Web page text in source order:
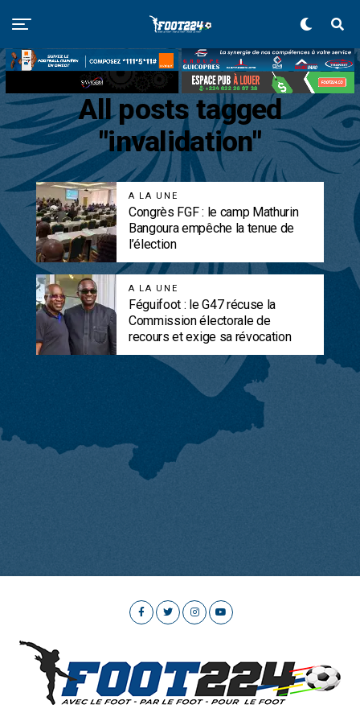
All posts tagged
"invalidation"
A LA UNE
Congrès FGF : le camp Mathurin
Bangoura empêche la tenue de
l’élection
A LA UNE
Féguifoot : le G47 récuse la
Commission électorale de
recours et exige sa révocation